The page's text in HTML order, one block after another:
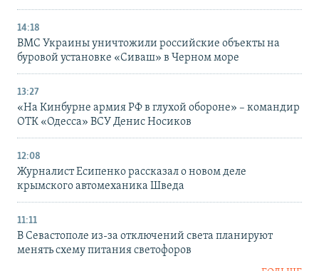
14:18
ВМС Украины уничтожили российские объекты на
буровой установке «Сиваш» в Черном море
13:27
«На Кинбурне армия РФ в глухой обороне» – командир
ОТК «Одесса» ВСУ Денис Носиков
12:08
Журналист Есипенко рассказал о новом деле
крымского автомеханика Шведа
11:11
В Севастополе из-за отключений света планируют
менять схему питания светофоров